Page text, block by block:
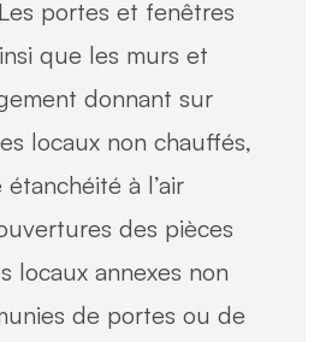
portes et fenêtres
que les murs et
donnant sur
locaux non chauffés,
à l’air
des pièces
locaux annexes non
de portes ou de